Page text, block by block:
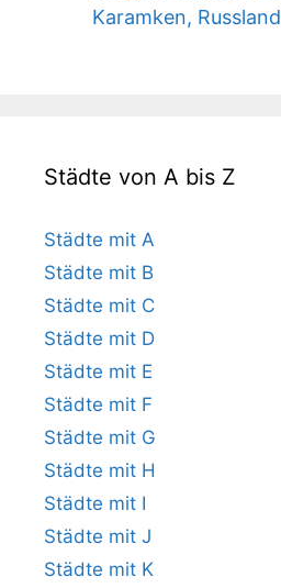
Karamken, Russland
Städte von A bis Z
Städte mit A
Städte mit B
Städte mit C
Städte mit D
Städte mit E
Städte mit F
Städte mit G
Städte mit H
Städte mit I
Städte mit J
Städte mit K